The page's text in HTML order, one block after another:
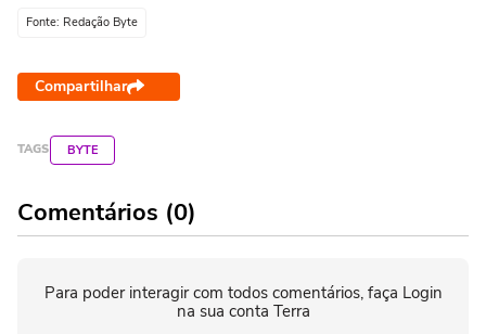
Fonte: Redação Byte
Compartilhar
TAGS BYTE
Comentários (0)
Para poder interagir com todos comentários, faça Login
na sua conta Terra